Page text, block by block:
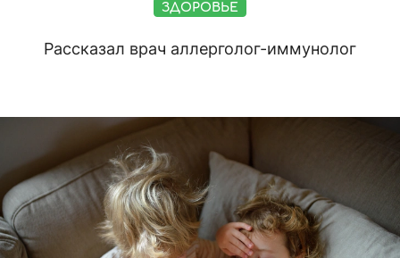
ЗДОРОВЬЕ
Рассказал врач аллерголог-иммунолог